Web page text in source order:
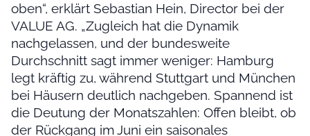
oben“, erklärt Sebastian Hein, Director bei der
VALUE AG. „Zugleich hat die Dynamik
nachgelassen, und der bundesweite
Durchschnitt sagt immer weniger: Hamburg
legt kräftig zu, während Stuttgart und München
bei Häusern deutlich nachgeben. Spannend ist
die Deutung der Monatszahlen: Offen bleibt, ob
der Rückgang im Juni ein saisonales